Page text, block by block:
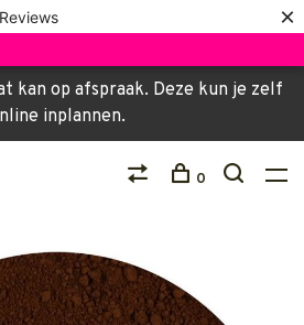
Reviews ×
kan op afspraak. Deze kun je zelf
inplannen.
0